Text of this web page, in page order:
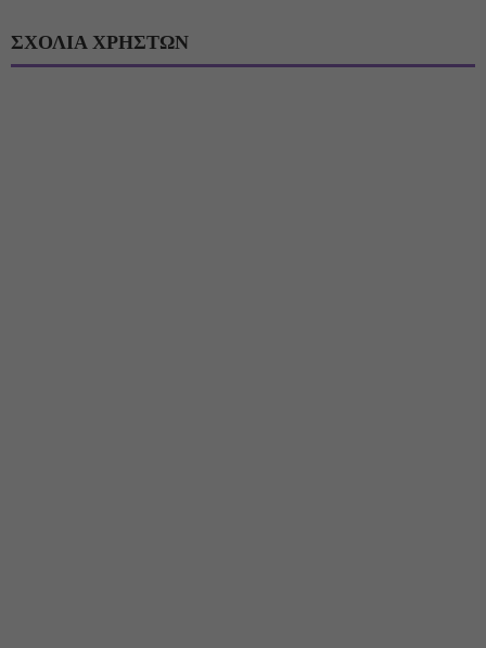
ΣΧΟΛΙΑ ΧΡΗΣΤΩΝ